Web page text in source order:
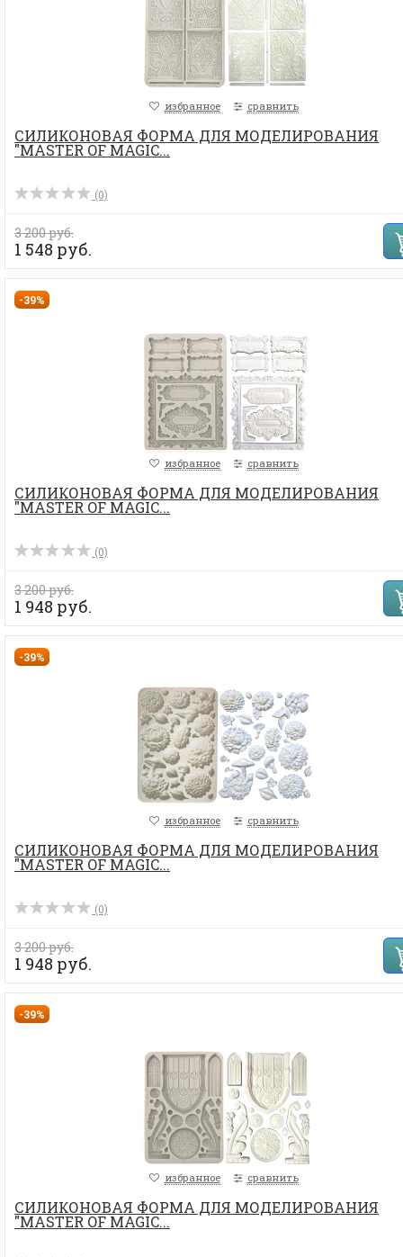
избранное сравнить
СИЛИКОНОВАЯ ФОРМА ДЛЯ МОДЕЛИРОВАНИЯ
"MASTER OF MAGIC...
(0)
3 200 руб.
1 548 руб.
-39%
избранное сравнить
СИЛИКОНОВАЯ ФОРМА ДЛЯ МОДЕЛИРОВАНИЯ
"MASTER OF MAGIC...
(0)
3 200 руб.
1 948 руб.
-39%
избранное сравнить
СИЛИКОНОВАЯ ФОРМА ДЛЯ МОДЕЛИРОВАНИЯ
"MASTER OF MAGIC...
(0)
3 200 руб.
1 948 руб.
-39%
избранное сравнить
СИЛИКОНОВАЯ ФОРМА ДЛЯ МОДЕЛИРОВАНИЯ
"MASTER OF MAGIC...